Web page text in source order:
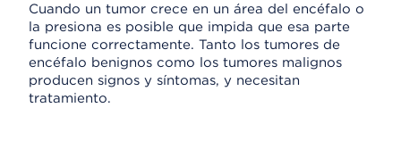
Cuando un tumor crece en un área del encéfalo o
la presiona es posible que impida que esa parte
funcione correctamente. Tanto los tumores de
encéfalo benignos como los tumores malignos
producen signos y síntomas, y necesitan
tratamiento.